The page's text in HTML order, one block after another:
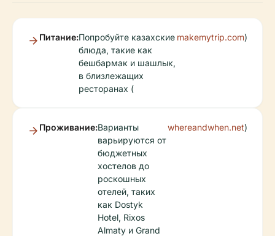
Питание:Попробуйте казахские
блюда, такие как
бешбармак и шашлык,
в близлежащих
ресторанах (
makemytrip.com)
Проживание:Варианты
варьируются от
бюджетных
хостелов до
роскошных
отелей, таких
как Dostyk
Hotel, Rixos
Almaty и Grand
whereandwhen.net)